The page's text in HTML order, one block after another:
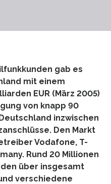
gab es
mit einem
EUR (März 2005)
von knapp 90
inzwischen
Den Markt
Vodafone, T-
Rund 20 Millionen
über insgesamt
verschiedene